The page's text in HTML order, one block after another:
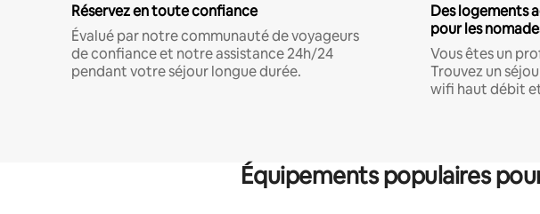
Réservez en toute confiance
Évalué par notre communauté de voyageurs
de confiance et notre assistance 24h/24
pendant votre séjour longue durée.
Des logements
pour les
Vous êtes un
Trouvez un
wifi haut débit
Équipements populaires